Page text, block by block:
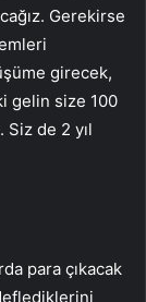
Gerekirse
girecek,
gelin size 100
Siz de 2 yıl
para çıkacak